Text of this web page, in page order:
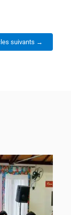
suivants →